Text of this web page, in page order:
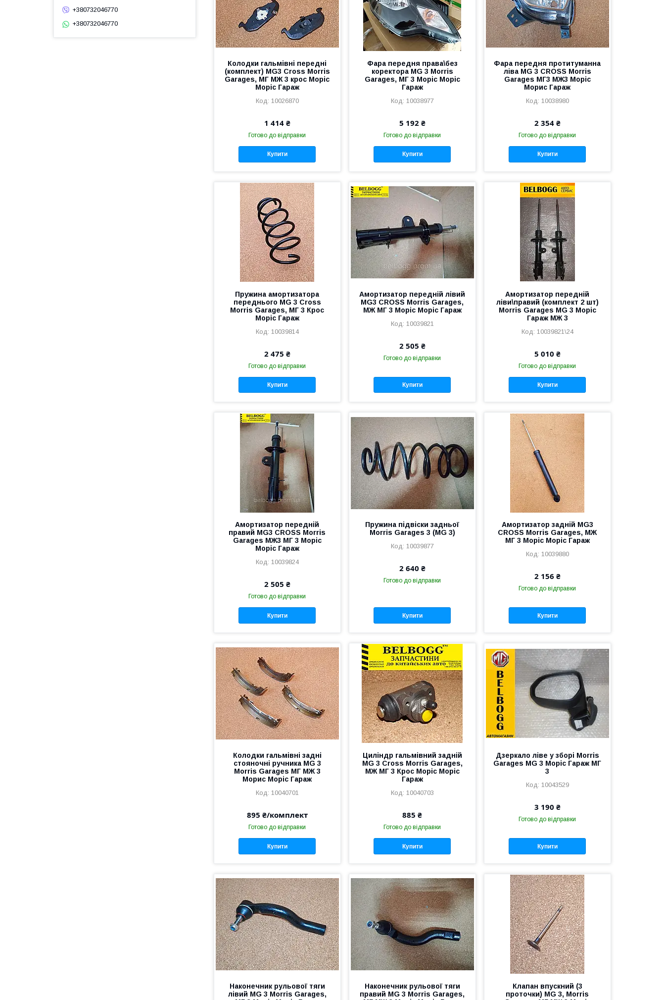
Колодки гальмівні передні
(комплект) MG3 Cross Morris
Garages, МГ МЖ 3 крос Моріс
Моріс Гараж
10026870
1 414 ₴
Готово до відправки
Купити
Фара передня права\без
коректора MG 3 Morris
Garages, МГ 3 Моріс Моріс
Гараж
10038977
5 192 ₴
Готово до відправки
Купити
Фара передня протитуманна
ліва MG 3 CROSS Morris
Garages МГ3 МЖ3 Моріс
Морис Гараж
10038980
2 354 ₴
Готово до відправки
Купити
Пружина амортизатора
переднього MG 3 Cross
Morris Garages, МГ 3 Крос
Моріс Гараж
10039814
2 475 ₴
Готово до відправки
Купити
Амортизатор передній лівий
MG3 CROSS Morris Garages,
МЖ МГ 3 Моріс Моріс Гараж
10039821
2 505 ₴
Готово до відправки
Купити
Амортизатор передній
ліви\правий (комплект 2 шт)
Morris Garages MG 3 Моріс
Гараж МЖ 3
10039821\24
5 010 ₴
Готово до відправки
Купити
Амортизатор передній
правий MG3 CROSS Morris
Garages МЖ3 МГ 3 Моріс
Моріс Гараж
10039824
2 505 ₴
Готово до відправки
Купити
Пружина підвіски задньої
Morris Garages 3 (MG 3)
10039877
2 640 ₴
Готово до відправки
Купити
Амортизатор задній MG3
CROSS Morris Garages, МЖ
МГ 3 Моріс Моріс Гараж
10039880
2 156 ₴
Готово до відправки
Купити
Колодки гальмівні задні
стояночні ручника MG 3
Morris Garages МГ МЖ 3
Морис Моріс Гараж
10040701
895 ₴/комплект
Готово до відправки
Купити
Циліндр гальмівний задній
MG 3 Cross Morris Garages,
МЖ МГ 3 Крос Моріс Моріс
Гараж
10040703
885 ₴
Готово до відправки
Купити
Дзеркало ліве у зборі Morris
Garages MG 3 Моріс Гараж МГ
3
10043529
3 190 ₴
Готово до відправки
Купити
Наконечник рульової тяги
лівий MG 3 Morris Garages,
Наконечник рульової тяги
правий MG 3 Morris Garages,
Клапан впускний (3
проточки) MG 3, Morris
+380732046770
+380732046770